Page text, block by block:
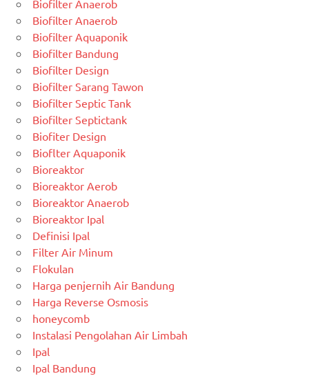
Biofilter Anaerob
Biofilter Anaerob
Biofilter Aquaponik
Biofilter Bandung
Biofilter Design
Biofilter Sarang Tawon
Biofilter Septic Tank
Biofilter Septictank
Biofiter Design
Bioflter Aquaponik
Bioreaktor
Bioreaktor Aerob
Bioreaktor Anaerob
Bioreaktor Ipal
Definisi Ipal
Filter Air Minum
Flokulan
Harga penjernih Air Bandung
Harga Reverse Osmosis
honeycomb
Instalasi Pengolahan Air Limbah
Ipal
Ipal Bandung